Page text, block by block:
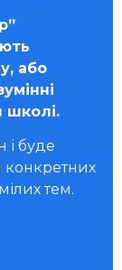
або
школі.
і буде
тем.